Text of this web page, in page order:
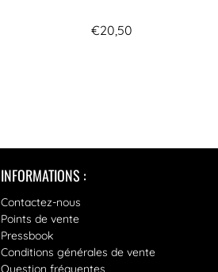
€20,50
INFORMATIONS :
Contactez-nous
Points de vente
Pressbook
Conditions générales de vente
Question fréquentes